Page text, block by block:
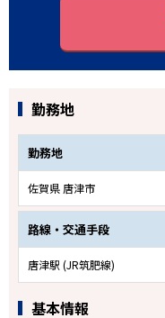
勤務地
勤務地
佐賀県 唐津市
路線・交通手段
唐津駅 (JR筑肥線)
基本情報